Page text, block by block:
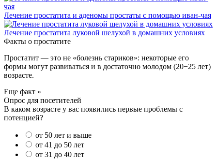
Лечение простатита и аденомы простаты с помощью иван-чая
Лечение простатита луковой шелухой в домашних условиях
Факты о простатите
Простатит — это не «болезнь стариков»: некоторые его
формы могут развиваться и в достаточно молодом (20−25 лет)
возрасте.
Еще факт »
Опрос для посетителей
В каком возрасте у вас появились первые проблемы с
потенцией?
от 50 лет и выше
от 41 до 50 лет
от 31 до 40 лет